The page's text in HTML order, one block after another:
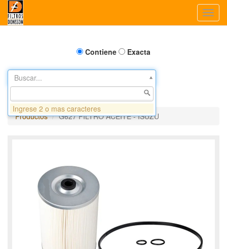
Contiene Exacta
Buscar...
Productos G627 FILTRO ACEITE - ISUZU
Ingrese 2 o mas caracteres